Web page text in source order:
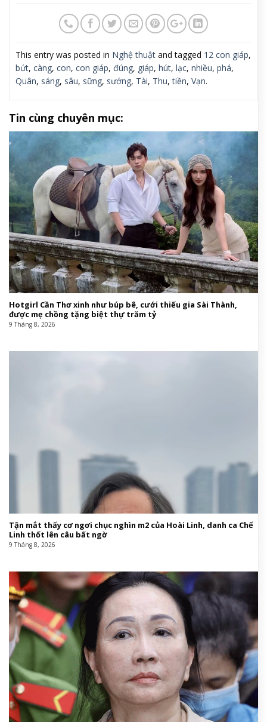
This entry was posted in Nghệ thuật and tagged 12 con giáp,
bứt, càng, con, con giáp, đúng, giáp, hút, lạc, nhiều, phá,
Quân, sáng, sâu, sững, sướng, Tài, Thu,tiền, Vạn.
Tin cùng chuyên mục:
Hotgirl Cần Thơ xinh như búp bê, cưới thiếu gia Sài Thành,
được mẹ chồng tặng biệt thự trăm tỷ
9 Tháng 8, 2026
Tận mắt thấy cơ ngơi chục nghìn m2 của Hoài Linh, danh ca Chế
Linh thốt lên câu bất ngờ
9 Tháng 8, 2026